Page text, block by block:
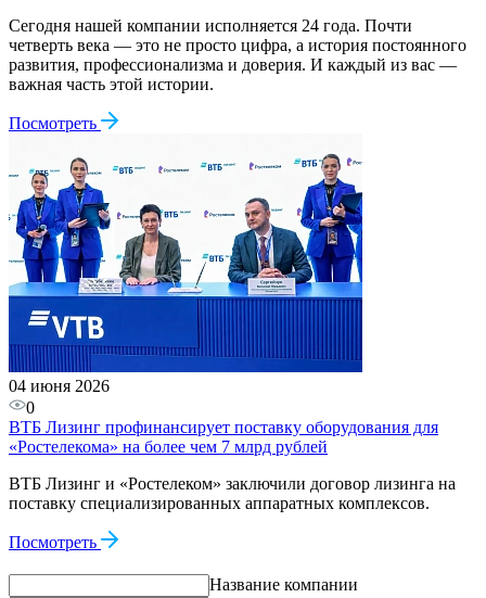
Сегодня нашей компании исполняется 24 года. Почти
четверть века — это не просто цифра, а история постоянного
развития, профессионализма и доверия. И каждый из вас —
важная часть этой истории.
Посмотреть
04 июня 2026
0
ВТБ Лизинг профинансирует поставку оборудования для
«Ростелекома» на более чем 7 млрд рублей
ВТБ Лизинг и «Ростелеком» заключили договор лизинга на
поставку специализированных аппаратных комплексов.
Посмотреть
Название компании